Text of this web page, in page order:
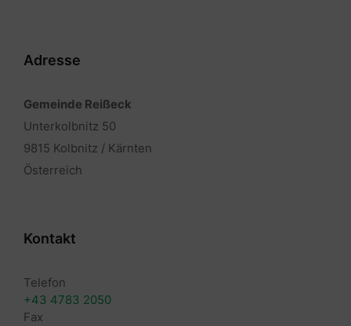
Adresse
Gemeinde Reißeck
Unterkolbnitz 50
9815 Kolbnitz / Kärnten
Österreich
Kontakt
Telefon
+43 4783 2050
Fax